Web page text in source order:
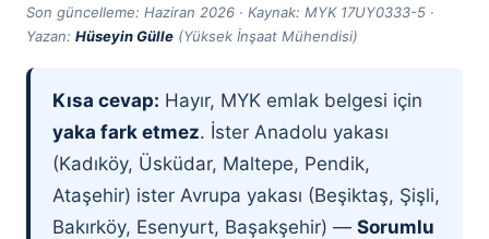
Son güncelleme: Haziran 2026 · Kaynak: MYK 17UY0333-5 ·
Yazan: Hüseyin Gülle (Yüksek İnşaat Mühendisi)
Kısa cevap: Hayır, MYK emlak belgesi için
yaka fark etmez. İster Anadolu yakası
(Kadıköy, Üsküdar, Maltepe, Pendik,
Ataşehir) ister Avrupa yakası (Beşiktaş, Şişli,
Bakırköy, Esenyurt, Başakşehir) — Sorumlu